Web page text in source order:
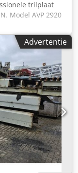
trilplaat
Model AVP 2920
met
is bedoeld voor
het verdichten
Volledig
Visuele
• Model: AVP
• Motortype:
190 kg •
• Verdichten
Cedpfx Aisy Sifyj
en zandlaag •
complete
gewaardeerde
Advertentie